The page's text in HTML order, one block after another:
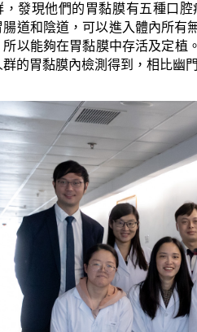
，發現他們的胃黏膜有五種口
腸道和陰道，可以進入體內所有
所以能夠在胃黏膜中存活及定植
群的胃黏膜內檢測得到，相比幽